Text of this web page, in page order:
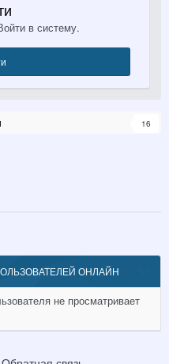
в систему.
16
ОНЛАЙН
не просматривает